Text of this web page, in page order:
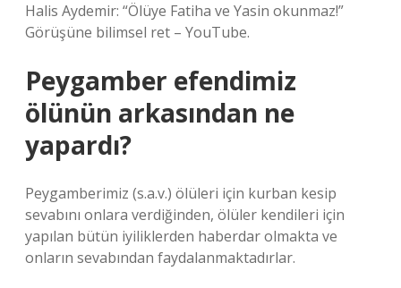
Halis Aydemir: “Ölüye Fatiha ve Yasin okunmaz!”
Görüşüne bilimsel ret – YouTube.
Peygamber efendimiz
ölünün arkasından ne
yapardı?
Peygamberimiz (s.a.v.) ölüleri için kurban kesip
sevabını onlara verdiğinden, ölüler kendileri için
yapılan bütün iyiliklerden haberdar olmakta ve
onların sevabından faydalanmaktadırlar.